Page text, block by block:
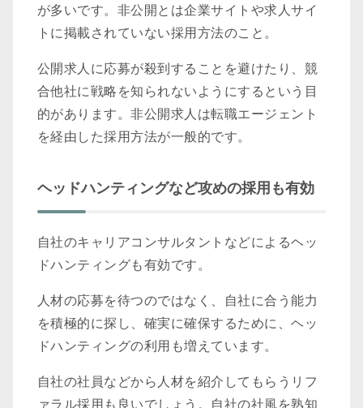
が多いです。非公開とは企業サイトや求人サイ
トに掲載されていない採用方法のこと。
公開求人に応募が殺到することを避けたり、競
合他社に戦略を知られないようにするという目
的があります。非公開求人は転職エージェント
を経由した採用方法が一般的です。
ヘッドハンティングなど攻めの採用も有効
自社のキャリアコンサルタントなどによるヘッ
ドハンティングも有効です。
人材の応募を待つのではなく、自社に合う能力
を積極的に探し、確実に確保するために、ヘッ
ドハンティングの利用も増えています。
自社の社員などから人材を紹介してもらうリフ
ァラル採用も良いでしょう。自社の社風を熟知